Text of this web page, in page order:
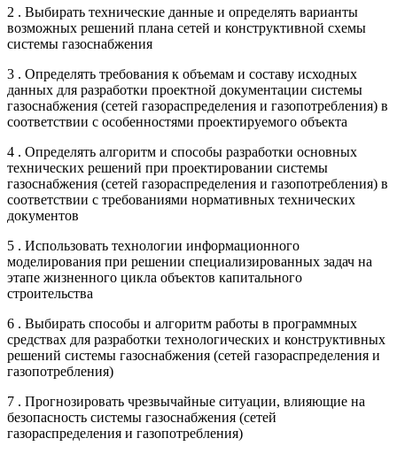
2 . Выбирать технические данные и определять варианты
возможных решений плана сетей и конструктивной схемы
системы газоснабжения
3 . Определять требования к объемам и составу исходных
данных для разработки проектной документации системы
газоснабжения (сетей газораспределения и газопотребления) в
соответствии с особенностями проектируемого объекта
4 . Определять алгоритм и способы разработки основных
технических решений при проектировании системы
газоснабжения (сетей газораспределения и газопотребления) в
соответствии с требованиями нормативных технических
документов
5 . Использовать технологии информационного
моделирования при решении специализированных задач на
этапе жизненного цикла объектов капитального
строительства
6 . Выбирать способы и алгоритм работы в программных
средствах для разработки технологических и конструктивных
решений системы газоснабжения (сетей газораспределения и
газопотребления)
7 . Прогнозировать чрезвычайные ситуации, влияющие на
безопасность системы газоснабжения (сетей
газораспределения и газопотребления)